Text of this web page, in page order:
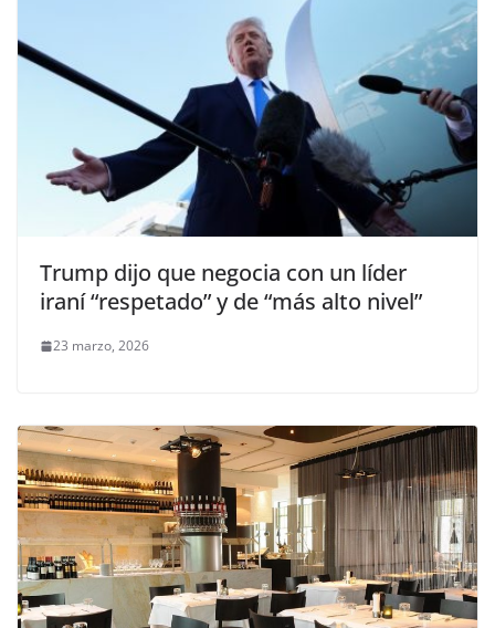
Trump dijo que negocia con un líder
iraní “respetado” y de “más alto nivel”
23 marzo, 2026